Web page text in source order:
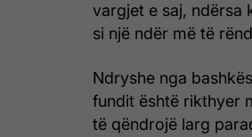
vargjet e saj, ndërsa
si një ndër më të
Ndryshe nga
fundit është rikthyer
të qëndrojë larg